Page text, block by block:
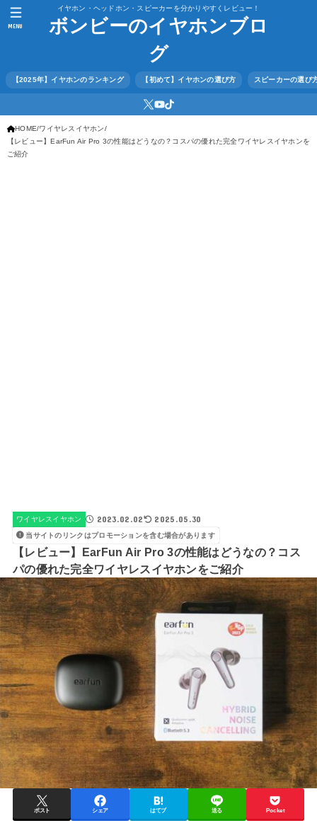
イヤホン・ヘッドホン・スピーカーを分かりやすくレビュー！
ボンビーのイヤホンブロ
グ
【2025年】イヤホンのランキング 【初めて】イヤホンの選び方 スピーカーの選び
MENU
HOME ワイヤレスイヤホン
【レビュー】EarFun Air Pro 3の性能はどうなの？コスパの優れた完全ワイヤレスイヤホンを
ご紹介
ワイヤレスイヤホン 2023.02.02 2025.05.30
当サイトのリンクはプロモーションを含む場合があります
【レビュー】EarFun Air Pro 3の性能はどうなの？コス
パの優れた完全ワイヤレスイヤホンをご紹介
ポスト シェア はてブ 送る Pocket